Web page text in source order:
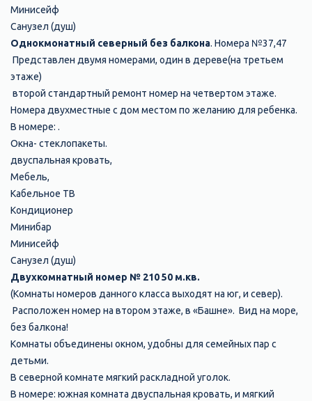
Минисейф
Санузел (душ)
Однокмонатный северный без балкона. Номера №37,47
Представлен двумя номерами, один в дереве(на третьем
этаже)
второй стандартный ремонт номер на четвертом этаже.
Номера двухместные с дом местом по желанию для ребенка.
В номере: .
Окна- стеклопакеты.
двуспальная кровать,
Мебель,
Кабельное ТВ
Кондиционер
Минибар
Минисейф
Санузел (душ)
Двухкомнатный номер № 210 50 м.кв.
(Комнаты номеров данного класса выходят на юг, и север).
Расположен номер на втором этаже, в «Башне». Вид на море,
без балкона!
Комнаты объединены окном, удобны для семейных пар с
детьми.
В северной комнате мягкий раскладной уголок.
В номере: южная комната двуспальная кровать, и мягкий